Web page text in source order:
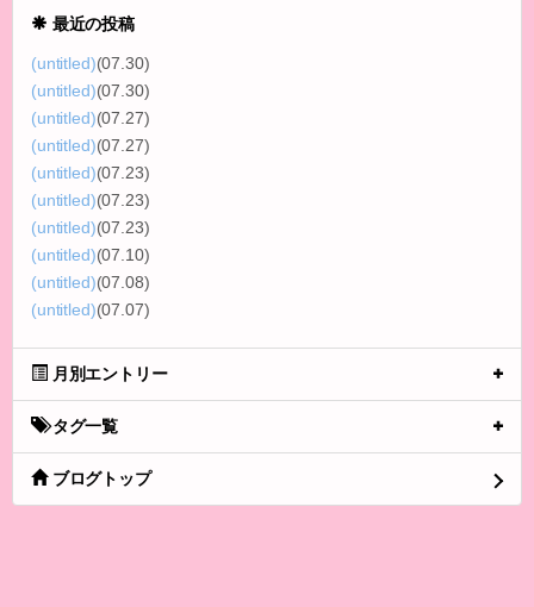
最近の投稿
(untitled)(07.30)
(untitled)(07.30)
(untitled)(07.27)
(untitled)(07.27)
(untitled)(07.23)
(untitled)(07.23)
(untitled)(07.23)
(untitled)(07.10)
(untitled)(07.08)
(untitled)(07.07)
月別エントリー
タグ一覧
ブログトップ